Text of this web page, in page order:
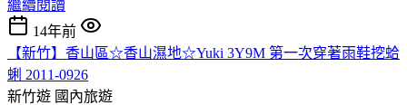
繼續閱讀
14年前
【新竹】香山區☆香山濕地☆Yuki 3Y9M 第一次穿著雨鞋挖蛤
蜊 2011-0926
新竹遊 國內旅遊